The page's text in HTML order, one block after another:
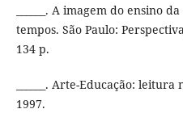
______. A imagem do ensino
tempos. São Paulo:
134 p.
______. Arte-Educação:
1997.